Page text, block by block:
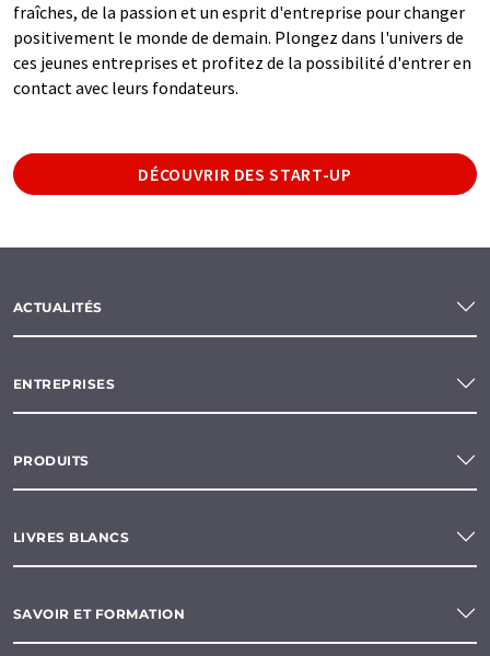
fraîches, de la passion et un esprit d'entreprise pour changer
positivement le monde de demain. Plongez dans l'univers de
ces jeunes entreprises et profitez de la possibilité d'entrer en
contact avec leurs fondateurs.
DÉCOUVRIR DES START-UP
ACTUALITÉS
ENTREPRISES
PRODUITS
LIVRES BLANCS
SAVOIR ET FORMATION